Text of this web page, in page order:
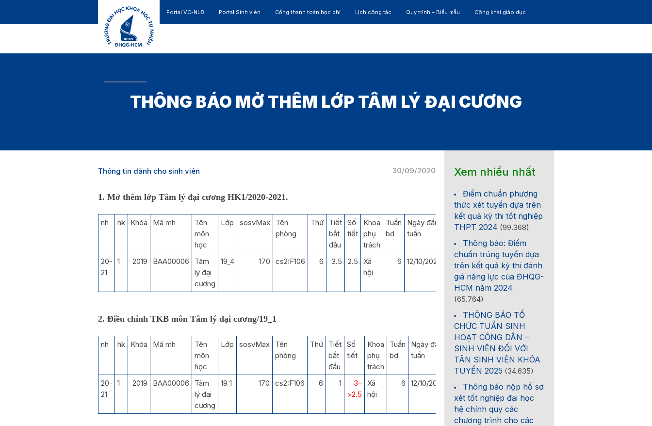
Portal VC-NLĐ Portal Sinh viên Cổng thanh toán học phí Lịch công tác Quy trình – Biểu mẫu Công khai giáo dục
THÔNG BÁO MỞ THÊM LỚP TÂM LÝ ĐẠI CƯƠNG
30/09/2020
Thông tin dành cho sinh viên
1. Mở thêm lớp Tâm lý đại cương HK1/2020-2021.
nh hk Khóa Mã mh
Tên
môn
học
Lớp sosvMax
Tên
phòng
Thứ
Tiết
bắt
đầu
Số
tiết
Khoa
phụ
trách
Tuần
bd
Ngày đầu
tuần
20-
21
1 2019 BAA00006
Tâm
lý đại
cương
19_4 170 cs2:F106 6 3.5 2.5
Xã
hội
6 12/10/2020
2. Điều chỉnh TKB môn Tâm lý đại cương/19_1
nh hk Khóa Mã mh
Tên
môn
học
Lớp sosvMax
Tên
phòng
Thứ
Tiết
bắt
đầu
Số
tiết
Khoa
phụ
trách
Tuần
bd
Ngày đầu
tuần
20-
21
1 2019 BAA00006
Tâm
lý đại
cương
19_1 170 cs2:F106 6 1
3–
>2.5
Xã
hội
6 12/10/2020
Xem nhiều nhất
Điểm chuẩn phương
thức xét tuyển dựa trên
kết quả kỳ thi tốt nghiệp
THPT 2024 (99.368)
Thông báo: Điểm
chuẩn trúng tuyển dựa
trên kết quả kỳ thi đánh
giá năng lực của ĐHQG-
HCM năm 2024
(65.764)
THÔNG BÁO TỔ
CHỨC TUẦN SINH
HOẠT CÔNG DÂN –
SINH VIÊN ĐỐI VỚI
TÂN SINH VIÊN KHÓA
TUYỂN 2025 (34.635)
Thông báo nộp hồ sơ
xét tốt nghiệp đại học
hệ chính quy các
chương trình cho các